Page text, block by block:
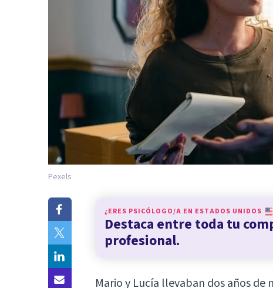
Pexels
¿ERES PSICÓLOGO/A EN ESTADOS UNIDOS
Destaca entre toda tu
profesional.
Mario y Lucía llevaban dos años